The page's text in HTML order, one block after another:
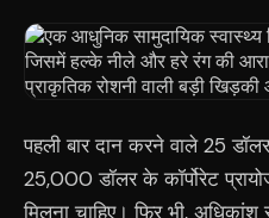
पहली बार दान करने वाले 25
25,000 डॉलर के कॉर्पोरेट
मिलना चाहिए। फिर भी, अधिकांश